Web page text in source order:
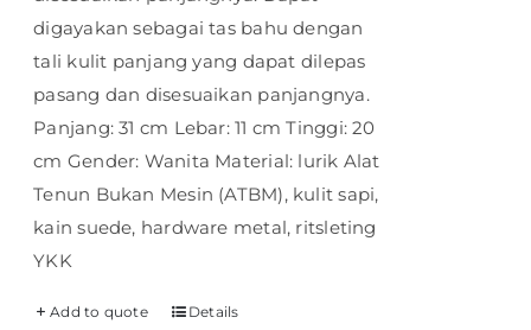
digayakan sebagai tas bahu dengan
tali kulit panjang yang dapat dilepas
pasang dan disesuaikan panjangnya.
Panjang: 31 cm Lebar: 11 cm Tinggi: 20
cm Gender: Wanita Material: lurik Alat
Tenun Bukan Mesin (ATBM), kulit sapi,
kain suede, hardware metal, ritsleting
YKK
Add to quote Details